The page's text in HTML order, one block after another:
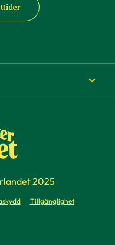
2025
Tillgänglighet